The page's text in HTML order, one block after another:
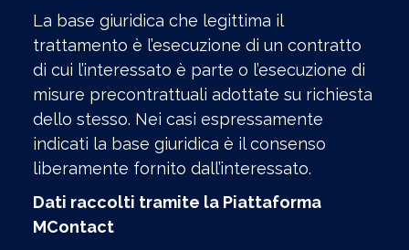
La base giuridica che legittima il
trattamento è l’esecuzione di un contratto
di cui l’interessato è parte o l’esecuzione di
misure precontrattuali adottate su richiesta
dello stesso. Nei casi espressamente
indicati la base giuridica è il consenso
liberamente fornito dall’interessato.
Dati raccolti tramite la Piattaforma
MContact